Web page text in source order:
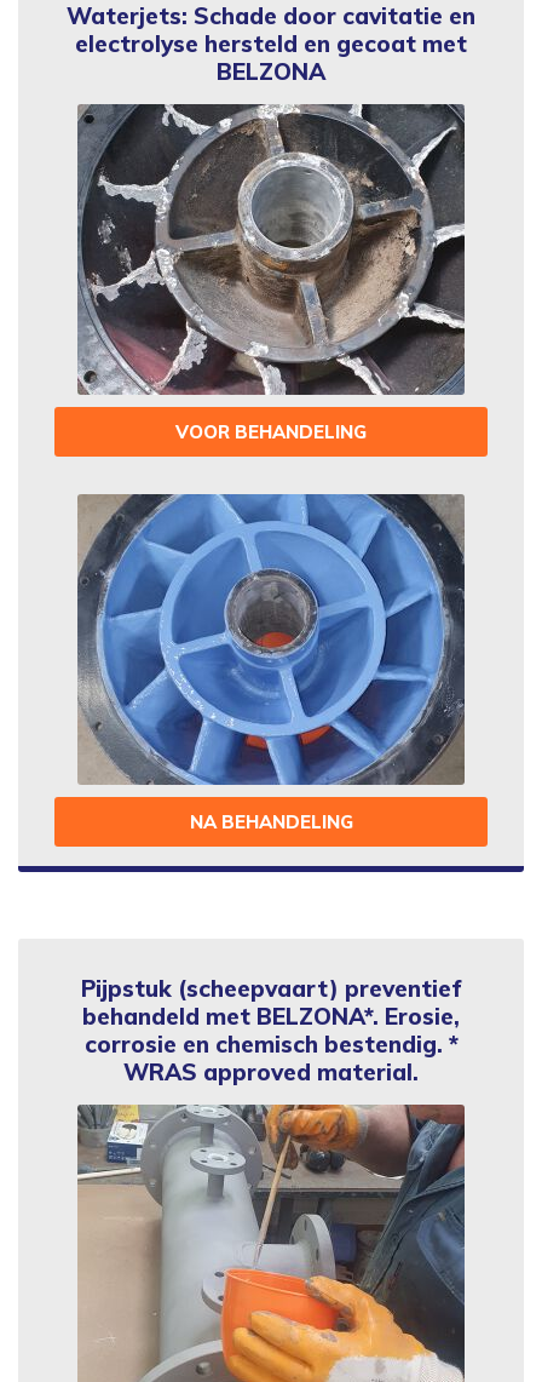
Waterjets: Schade door cavitatie en
electrolyse hersteld en gecoat met
BELZONA
VOOR BEHANDELING
NA BEHANDELING
Pijpstuk (scheepvaart) preventief
behandeld met BELZONA*. Erosie,
corrosie en chemisch bestendig. *
WRAS approved material.